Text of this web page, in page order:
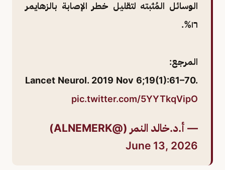
الوسائل المُثبته لتقليل خطر الإصابة بالزهايمر
١٦%.
المرجع:
Lancet Neurol. 2019 Nov 6;19(1):61–70.
pic.twitter.com/5YYTkqVipO
— أ.د.خالد النمر (@ALNEMERK)
June 13, 2026